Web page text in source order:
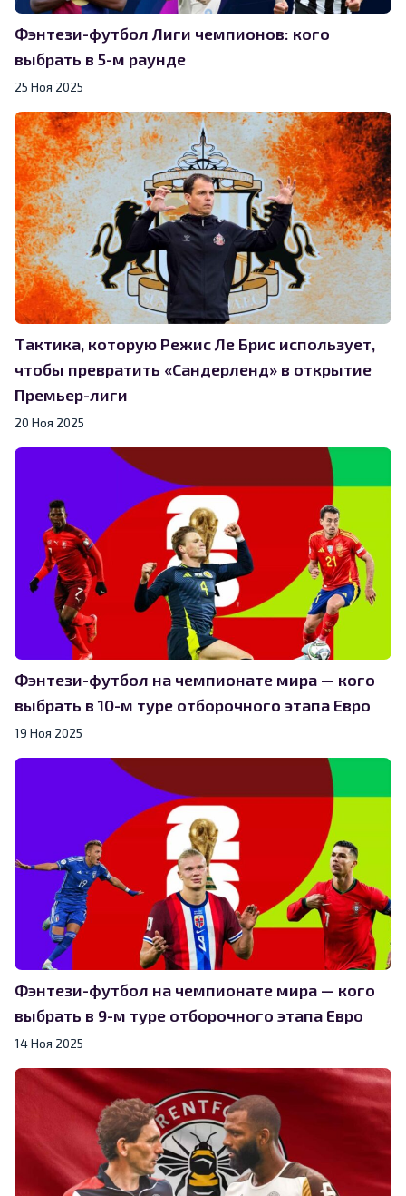
Фэнтези-футбол Лиги чемпионов: кого
выбрать в 5-м раунде
25 Ноя 2025
Тактика, которую Режис Ле Брис использует,
чтобы превратить «Сандерленд» в открытие
Премьер-лиги
20 Ноя 2025
Фэнтези-футбол на чемпионате мира — кого
выбрать в 10-м туре отборочного этапа Евро
19 Ноя 2025
Фэнтези-футбол на чемпионате мира — кого
выбрать в 9-м туре отборочного этапа Евро
14 Ноя 2025